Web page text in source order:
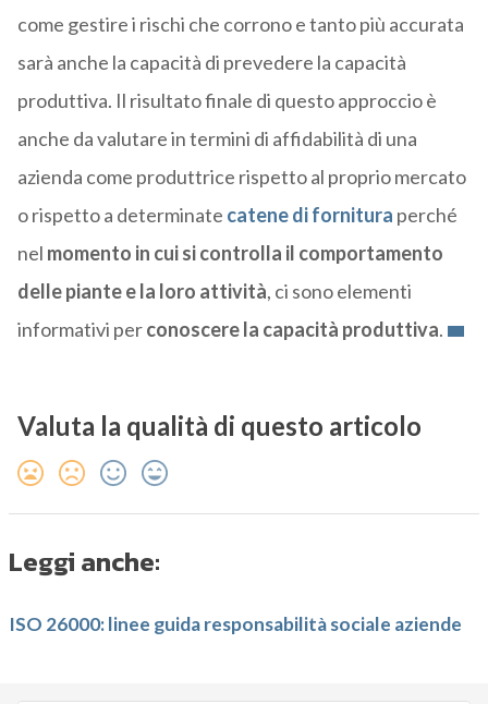
come gestire i rischi che corrono e tanto più accurata
sarà anche la capacità di prevedere la capacità
produttiva. Il risultato finale di questo approccio è
anche da valutare in termini di affidabilità di una
azienda come produttrice rispetto al proprio mercato
o rispetto a determinate catene di fornitura perché
nel momento in cui si controlla il comportamento
delle piante e la loro attività, ci sono elementi
informativi perconoscere la capacità produttiva.
Valuta la qualità di questo articolo
Leggi anche:
ISO 26000: linee guida responsabilità sociale aziende